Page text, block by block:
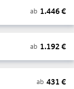
ab 1.446€
ab 1.192 €
ab 431 €